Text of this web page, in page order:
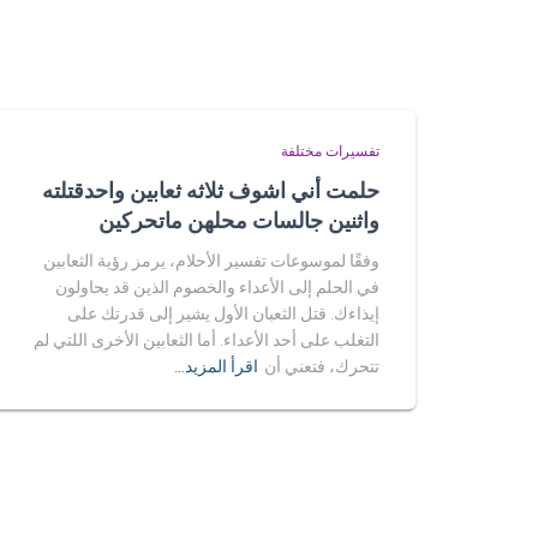
تفسيرات مختلفة
حلمت أني اشوف ثلاثه ثعابين واحدقتلته
واثنين جالسات محلهن ماتحركين
وفقًا لموسوعات تفسير الأحلام، يرمز رؤية الثعابين
في الحلم إلى الأعداء والخصوم الذين قد يحاولون
إيذاءك. قتل الثعبان الأول يشير إلى قدرتك على
التغلب على أحد الأعداء. أما الثعابين الأخرى اللتي لم
تتحرك، فتعني أن اقرأ المزيد…